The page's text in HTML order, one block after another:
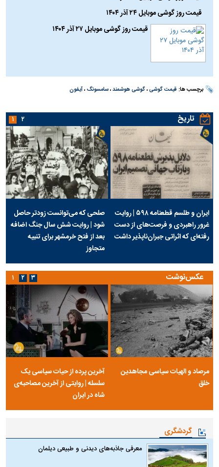
قیمت روز گوشی موبایل ۲۴ آذر ۱۴۰۴
قیمت روز گوشی موبایل ۲۷ آذر ۱۴۰۴
برچسب ها: قیمت گوشی،گوشی هوشمند،سامسونگ ،آیفون
تاریخ
ایران و طلسم قطعنامه ۵۹۸ | روایت
غرور راهبردی و فرصت‌های از دست
رفته‌ای که اثراتی جبران‌ناپذیر داشت
صلحی که می‌توانست زودتر حاصل
شود | روایت شش سال جنگ اضافه
بعد از فتح خرمشهر برای تنبیه
متجاوز
۱ ۲
عکس‌نوشت
مرصاد و الهیات سیاسی مجاهدین
خلق
آخرین پرده از حیات سیاسی یک
سلسله | روایتی از آخرین مصاحبه‌ی
شاه در ایران
۱ ۲ ۳
گردشگری
معرفی جاذبه‌های دیدنی و طبیعی دیلمان